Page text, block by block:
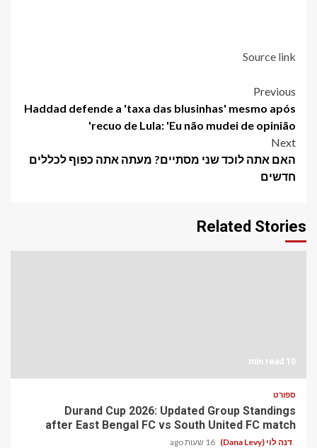
Source link
Post
navigation
Previous
Haddad defende a 'taxa das blusinhas' mesmo após
recuo de Lula: 'Eu não mudei de opinião'
Next
האם אתה לוכד שני מסתיים? מעתה אתה כפוף לכללים
חדשים
Related Stories
10 min read
ספורט
Durand Cup 2026: Updated Group Standings
after East Bengal FC vs South United FC match
דנה לוי (Dana Levy) 16 שעות ago